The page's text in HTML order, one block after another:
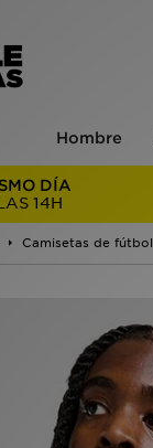
Hombre
DÍA
14H
Camisetas de fútbol